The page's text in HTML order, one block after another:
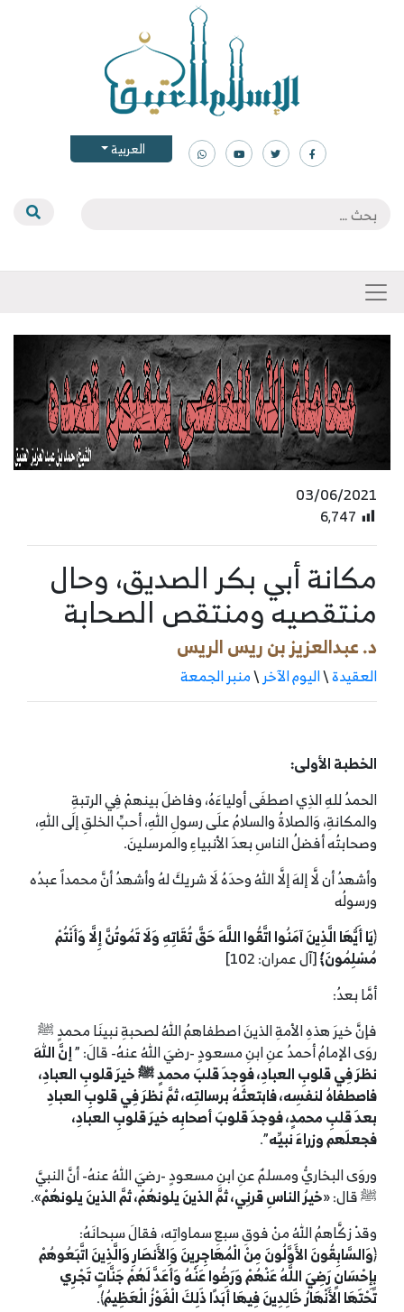
العربية
03/06/2021
6٬747
مكانة أبي بكر الصديق، وحال
منتقصيه ومنتقص الصحابة
د. عبدالعزيز بن ريس الريس
العقيدة\اليوم الآخر\منبر الجمعة
الخطبة الأولى:
الحمدُ للهِ الذِي اصطفَى أولياءَهُ، وفاضلَ بينهمْ فِي الرتبةِ
والمكانةِ، وَالصلاةُ والسلامُ علَى رسولِ اللهِ، أحبِّ الخلقِ إلَى اللهِ،
وصحابتُه أفضلُ الناسِ بعدَ الأنبياءِ والمرسلينَ.
وأشهدُ أن لَّا إلهَ إلَّا اللهُ وحدَهُ لَا شريكَ لهُ وأشهدُ أنَّ محمداً عبدُه
ورسولُه
﴿يَا أَيُّهَا الَّذِينَ آمَنُوا اتَّقُوا اللَّهَ حَقَّ تُقَاتِهِ وَلَا تَمُوتُنَّ إِلَّا وَأَنْتُمْ
مُسْلِمُونَ﴾[آل عمران: 102]
أمَّا بعدُ:
فإنَّ خيرَ هذهِ الأمةِ الذينَ اصطفاهمُ اللهُ لصحبةِ نبينَا محمدٍ ﷺ
روَى الإمامُ أحمدُ عنِ ابنِ مسعودٍ -رضيَ اللهُ عنهُ- قالَ: ”إنَّاللهَ
نظرَفِيقلوبِالعبادِ،فوجدَقلبَمحمدٍﷺ خيرَ قلوبِ العبادِ،
فاصطفاهُ لنفسِه، فابتعثَهُ برسالتِه، ثمَّ نظرَ فِي قلوبِ العبادِ
بعدَ قلبِ محمدٍ، فوجدَ قلوبَ أصحابِه خيرَ قلوبِ العبادِ،
فجعلَهم وزراءَ نبيِّه”.
وروَى البخاريُّ ومسلمٌ عنِ ابنِ مسعودٍ -رضيَ اللهُ عنهُ- أنَّ النبيَّ
ﷺ قال: «خيرُ الناسِ قرنِي، ثمَّ الذينَ يلونهُمْ، ثمَّ الذينَ يلونهُمْ».
وقدْ زكَّاهمُ اللهُ منْ فوقِ سبعِ سماواتِه، فقالَ سبحانَهُ:
﴿وَالسَّابِقُونَ الأَوَّلُونَ مِنْ الْمُهَاجِرِينَ وَالأَنصَارِ وَالَّذِينَ اتَّبَعُوهُمْ
بِإِحْسَانٍ رَضِيَ اللَّهُ عَنْهُمْ وَرَضُوا عَنْهُ وَأَعَدَّ لَهُمْ جَنَّاتٍ تَجْرِي
تَحْتَهَا الأَنْهَارُ خَالِدِينَ فِيهَا أَبَدًا ذَلِكَ الْفَوْزُ الْعَظِيمُ﴾.